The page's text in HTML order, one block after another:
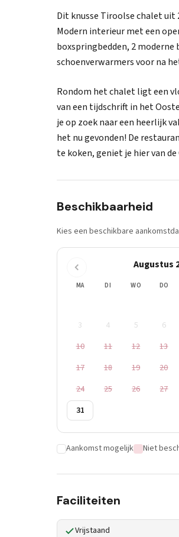
Dit knusse Tiroolse chalet
Modern interieur met een
boxspringbedden, 2
schoenverwarmers voor na
Rondom het chalet ligt een
van een tijdschrift in het
je op zoek naar een heerlijk
het nu gevonden! De
te koken, geniet je hier van
Beschikbaarheid
Kies een beschikbare
Augustus
MA DI WO DO
3
4 5 6
10
11 12 13
17
18 19 20
24
25 26 27
31
Aankomst mogelijk Niet
Faciliteiten
Vrijstaand